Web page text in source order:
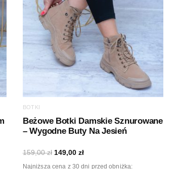
BOTKI
Beżowe Botki Damskie Sznurowane
– Wygodne Buty Na Jesień
159,00zł 149,00 zł
Najniższa cena z 30 dni przed obniżką: